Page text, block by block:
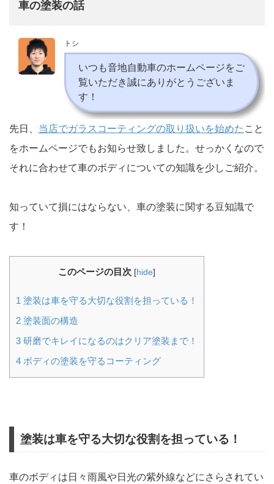
車の塗装の話
トシ
いつも音地自動車のホームページをご
覧いただき誠にありがとうございま
す！
先日、 当店でガラスコーティングの取り扱いを始めた こと
をホームページでもお知らせ致しました。せっかくなので
それに合わせて車のボディについての知識を少しご紹介。
知っていて損にはならない、車の塗装に関する豆知識で
す！
このページの目次 [hide]
1 塗装は車を守る大切な役割を担っている！
2 塗装面の構造
3 研磨でキレイになるのはクリア塗装まで！
4 ボディの塗装を守るコーティング
塗装は車を守る大切な役割を担っている！
車のボディは日々雨風や日光の紫外線などにさらされてい